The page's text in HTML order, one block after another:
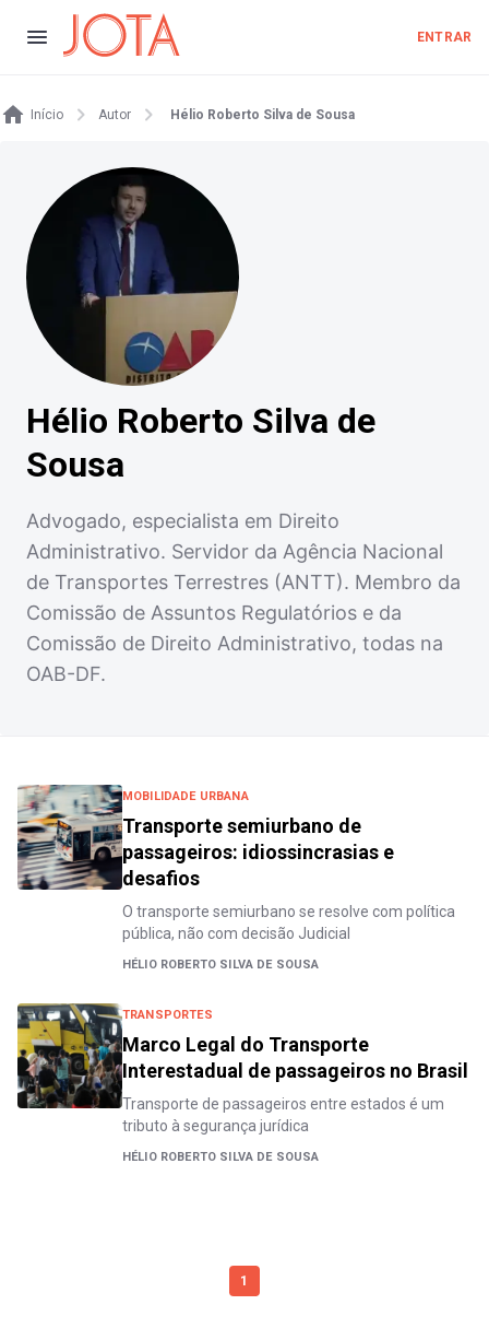
ENTRAR
Início Autor Hélio Roberto Silva de Sousa
Hélio Roberto Silva de
Sousa
Advogado, especialista em Direito
Administrativo. Servidor da Agência Nacional
de Transportes Terrestres (ANTT). Membro da
Comissão de Assuntos Regulatórios e da
Comissão de Direito Administrativo, todas na
OAB-DF.
MOBILIDADE URBANA
Transporte semiurbano de
passageiros: idiossincrasias e
desafios
O transporte semiurbano se resolve com política
pública, não com decisão Judicial
HÉLIO ROBERTO SILVA DE SOUSA
TRANSPORTES
Marco Legal do Transporte
Interestadual de passageiros no Brasil
Transporte de passageiros entre estados é um
tributo à segurança jurídica
HÉLIO ROBERTO SILVA DE SOUSA
1